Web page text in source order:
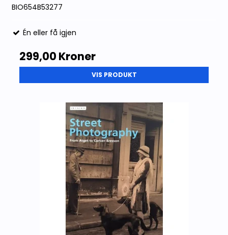
BIO654B53277
Én eller få igjen
299,00 Kroner
VIS PRODUKT